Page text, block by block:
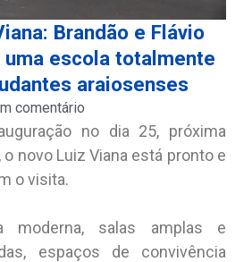
Brandão e Flávio
uma escola totalmente
araiosenses
comentário
no dia 25, próxima
novo Luiz Viana está pronto e
o visita.
moderna, salas amplas e
espaços de convivência